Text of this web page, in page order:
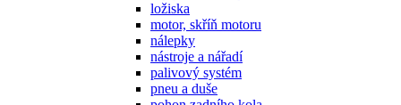
ložiska
motor, skříň motoru
nálepky
nástroje a nářadí
palivový systém
pneu a duše